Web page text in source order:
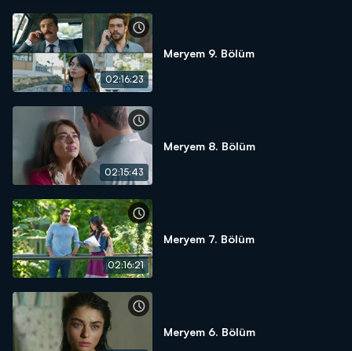
02:16:23
Meryem 9. Bölüm
02:15:43
Meryem 8. Bölüm
02:16:21
Meryem 7. Bölüm
Meryem 6. Bölüm